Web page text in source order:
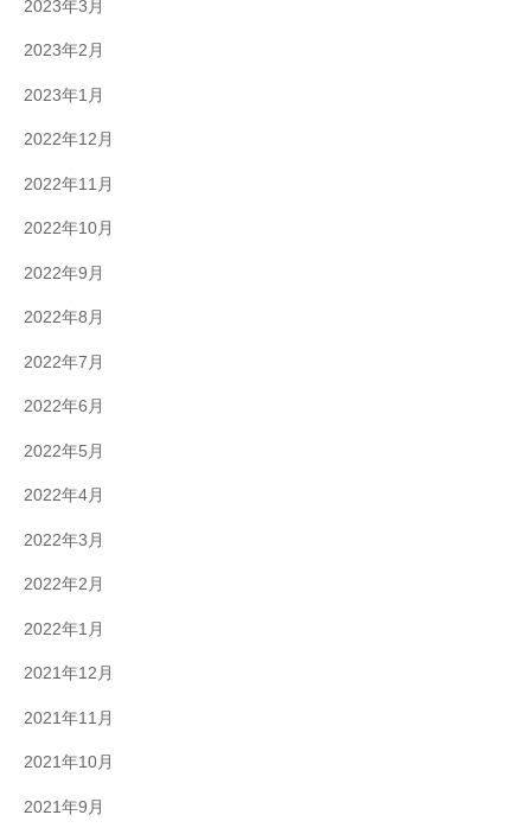
2023年3月
2023年2月
2023年1月
2022年12月
2022年11月
2022年10月
2022年9月
2022年8月
2022年7月
2022年6月
2022年5月
2022年4月
2022年3月
2022年2月
2022年1月
2021年12月
2021年11月
2021年10月
2021年9月